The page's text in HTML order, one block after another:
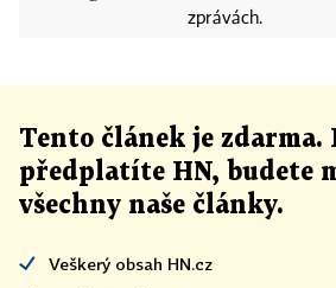
zprávách.
Tento článek je zdarma.
předplatíte HN, budete
všechny naše články.
Veškerý obsah HN.cz